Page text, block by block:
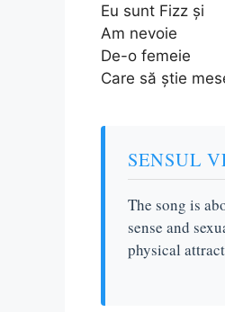
Eu sunt Fizz și
Am nevoie
De-o femeie
Care să știe
SENSUL
The song is
sense and
physical